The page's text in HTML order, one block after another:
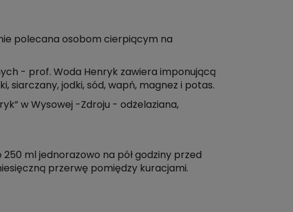
polecana osobom cierpiącym na
- prof. Woda Henryk zawiera imponującą
siarczany, jodki, sód, wapń, magnez i potas.
w Wysowej -Zdroju - odżelaziana,
ml jednorazowo na pół godziny przed
przerwę pomiędzy kuracjami.